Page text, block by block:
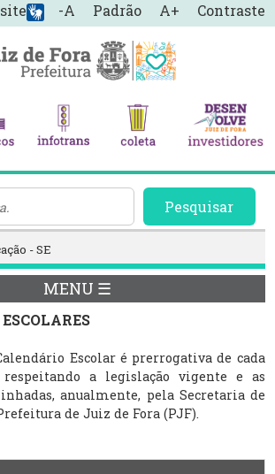
-A Padrão A+ Contraste
Pesquisar
- SE
MENU ☰
Escolar é prerrogativa de cada
respeitando a legislação vigente e as
anualmente, pela Secretaria de
de Juiz de Fora (PJF).